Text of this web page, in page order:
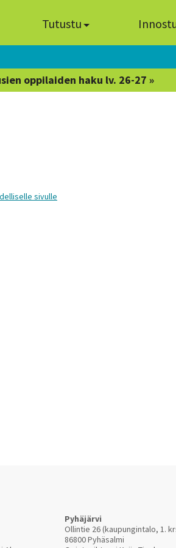
Tutustu
oppilaiden haku lv. 26-27 »
sivulle
Pyhäjärvi
Ollintie 26 (kaupungintalo, 1.
86800 Pyhäsalmi